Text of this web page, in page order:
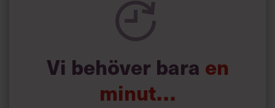
2. Ge några korta exempel på vad som får dig att
gå igång, vad du uppskattat på tidigare
arbetsplatser och på vilket sätt du tror att den här
Vi behöver bara en
minut…